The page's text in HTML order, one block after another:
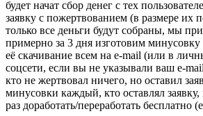
будет начат сбор денег с тех
заявку с пожертвованием (в размере их
только все деньги будут собраны, мы
примерно за 3 дня изготовим
её скачивание всем на e-mail (или в
соцсети, если вы не указывали ваш e-
кто не жертвовал ничего, но оставил
минусовки каждый, кто оставлял
раз доработать/переработать бесплатно